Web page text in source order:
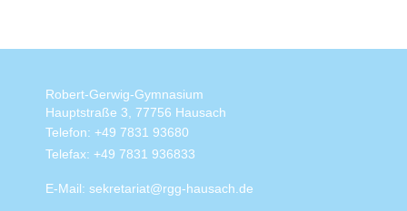
Robert-Gerwig-Gymnasium
Hauptstraße 3, 77756 Hausach
Telefon: +49 7831 93680
Telefax: +49 7831 936833
E-Mail: sekretariat@rgg-hausach.de